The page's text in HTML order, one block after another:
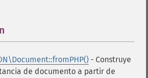
- Construye
de documento a partir de